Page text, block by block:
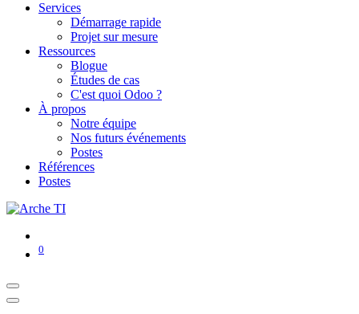
Services
Démarrage rapide
Projet sur mesure
Ressources
Blogue
Études de cas
C'est quoi Odoo ?
À propos
Notre équipe
Nos futurs événements
Postes
Références
Postes
0